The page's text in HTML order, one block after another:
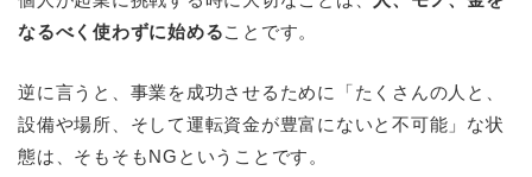
なるべく使わずに始めることです。
逆に言うと、事業を成功させるために「たくさんの人と、
設備や場所、そして運転資金が豊富にないと不可能」な状
態は、そもそもNGということです。